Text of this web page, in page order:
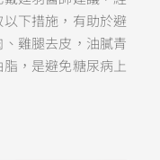
下措施，有助於避
雞腿去皮，油膩青
，是避免糖尿病上